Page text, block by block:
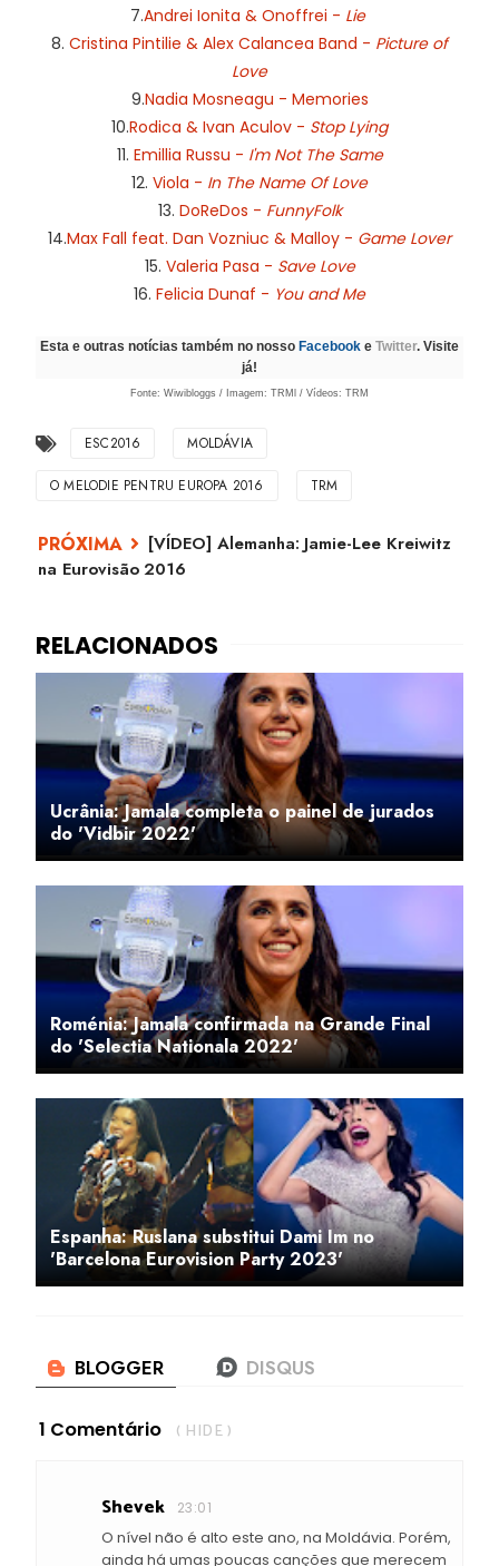
7.Andrei Ionita & Onoffrei - Lie
8. Cristina Pintilie & Alex Calancea Band - Picture of
Love
9.Nadia Mosneagu - Memories
10.Rodica & Ivan Aculov - Stop Lying
11. Emillia Russu - I'm Not The Same
12. Viola - In The Name Of Love
13. DoReDos - FunnyFolk
14.Max Fall feat. Dan Vozniuc & Malloy - Game Lover
15. Valeria Pasa - Save Love
16. Felicia Dunaf - You and Me
Esta e outras notícias também no nosso Facebook e Twitter. Visite
já!
Fonte: Wiwibloggs / Imagem: TRMl / Vídeos: TRM
ESC2016 MOLDÁVIA
O MELODIE PENTRU EUROPA 2016 TRM
[VÍDEO] Alemanha: Jamie-Lee Kreiwitz
na Eurovisão 2016
Ucrânia: Jamala completa o painel de jurados
do 'Vidbir 2022'
Roménia: Jamala confirmada na Grande Final
do 'Selectia Nationala 2022'
Espanha: Ruslana substitui Dami Im no
'Barcelona Eurovision Party 2023'
1 Comentário ( HIDE )
Shevek 23:01
O nível não é alto este ano, na Moldávia. Porém,
ainda há umas poucas canções que merecem